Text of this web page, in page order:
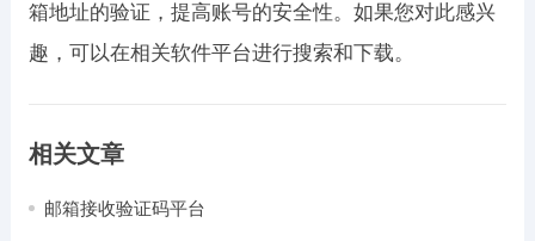
箱地址的验证，提高账号的安全性。如果您对此感兴
趣，可以在相关软件平台进行搜索和下载。
相关文章
邮箱接收验证码平台